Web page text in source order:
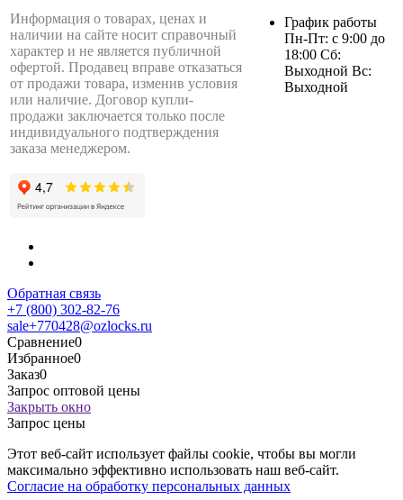
Информация о товарах, ценах и
наличии на сайте носит справочный
характер и не является публичной
офертой. Продавец вправе отказаться
от продажи товара, изменив условия
или наличие. Договор купли-
продажи заключается только после
индивидуального подтверждения
заказа менеджером.
График работы
Пн-Пт: с 9:00 до
18:00 Сб:
Выходной Вс:
Выходной
Обратная связь
+7 (800) 302-82-76
sale+770428@ozlocks.ru
Сравнение0
Избранное0
Заказ0
Запрос оптовой цены
Закрыть окно
Запрос цены
Этот веб-сайт использует файлы cookie, чтобы вы могли
максимально эффективно использовать наш веб-сайт.
Согласие на обработку персональных данных